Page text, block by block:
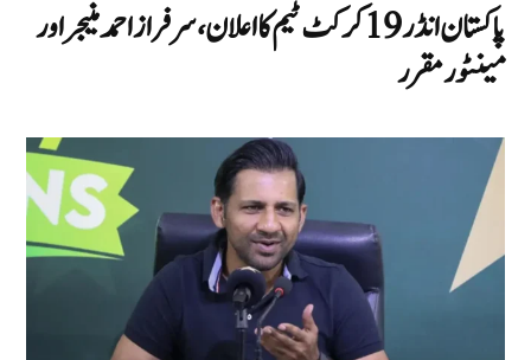
پاکستان انڈر 19 کرکٹ ٹیم کا اعلان، سرفراز احمد منیجر اور
مینٹور مقرر